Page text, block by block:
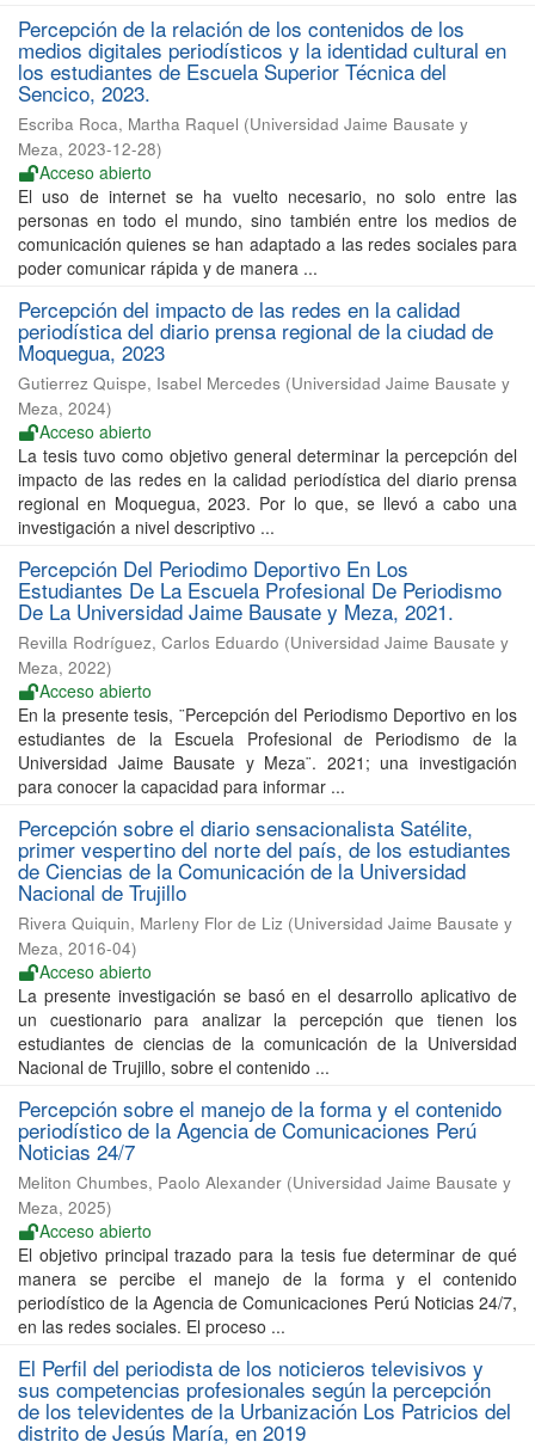
Percepción de la relación de los contenidos de los
medios digitales periodísticos y la identidad cultural en
los estudiantes de Escuela Superior Técnica del
Sencico, 2023.
Escriba Roca, Martha Raquel (Universidad Jaime Bausate y
Meza, 2023-12-28)
Acceso abierto
El uso de internet se ha vuelto necesario, no solo entre las
personas en todo el mundo, sino también entre los medios de
comunicación quienes se han adaptado a las redes sociales para
poder comunicar rápida y de manera ...
Percepción del impacto de las redes en la calidad
periodística del diario prensa regional de la ciudad de
Moquegua, 2023
Gutierrez Quispe, Isabel Mercedes (Universidad Jaime Bausate y
Meza, 2024)
Acceso abierto
La tesis tuvo como objetivo general determinar la percepción del
impacto de las redes en la calidad periodística del diario prensa
regional en Moquegua, 2023. Por lo que, se llevó a cabo una
investigación a nivel descriptivo ...
Percepción Del Periodimo Deportivo En Los
Estudiantes De La Escuela Profesional De Periodismo
De La Universidad Jaime Bausate y Meza, 2021.
Revilla Rodríguez, Carlos Eduardo (Universidad Jaime Bausate y
Meza, 2022)
Acceso abierto
En la presente tesis, ¨Percepción del Periodismo Deportivo en los
estudiantes de la Escuela Profesional de Periodismo de la
Universidad Jaime Bausate y Meza¨. 2021; una investigación
para conocer la capacidad para informar ...
Percepción sobre el diario sensacionalista Satélite,
primer vespertino del norte del país, de los estudiantes
de Ciencias de la Comunicación de la Universidad
Nacional de Trujillo
Rivera Quiquin, Marleny Flor de Liz (Universidad Jaime Bausate y
Meza, 2016-04)
Acceso abierto
La presente investigación se basó en el desarrollo aplicativo de
un cuestionario para analizar la percepción que tienen los
estudiantes de ciencias de la comunicación de la Universidad
Nacional de Trujillo, sobre el contenido ...
Percepción sobre el manejo de la forma y el contenido
periodístico de la Agencia de Comunicaciones Perú
Noticias 24/7
Meliton Chumbes, Paolo Alexander (Universidad Jaime Bausate y
Meza, 2025)
Acceso abierto
El objetivo principal trazado para la tesis fue determinar de qué
manera se percibe el manejo de la forma y el contenido
periodístico de la Agencia de Comunicaciones Perú Noticias 24/7,
en las redes sociales. El proceso ...
El Perfil del periodista de los noticieros televisivos y
sus competencias profesionales según la percepción
de los televidentes de la Urbanización Los Patricios del
distrito de Jesús María, en 2019